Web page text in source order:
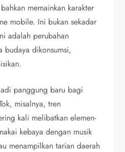
memainkan karakter
mobile. Ini bukan sekadar
adalah perubahan
budaya dikonsumsi,
panggung baru bagi
misalnya, tren
kali melibatkan elemen-
kebaya dengan musik
menampilkan tarian daerah